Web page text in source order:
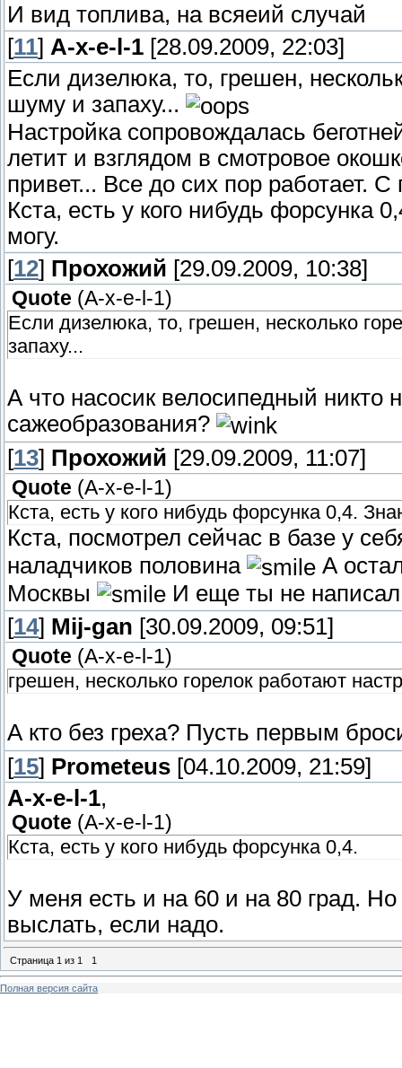
И вид топлива, на всяеий случай
[11] A-x-e-l-1 [28.09.2009, 22:03]
Если дизелюка, то, грешен,
шуму и запаху...
Настройка сопровождалась
летит и взглядом в смотровое
привет... Все до сих пор работает.
Кста, есть у кого нибудь форсунка
могу.
[12] Прохожий [29.09.2009, 10:38]
Quote (A-x-e-l-1)
Если дизелюка, то, грешен, несколько
запаху...
А что насосик велосипедный никто
сажеобразования?
[13] Прохожий [29.09.2009, 11:07]
Quote (A-x-e-l-1)
Кста, есть у кого нибудь форсунка 0,4.
Кста, посмотрел сейчас в базе у
наладчиков половина
А
Москвы
И еще ты не написал
[14] Mij-gan [30.09.2009, 09:51]
Quote (A-x-e-l-1)
грешен, несколько горелок работают
А кто без греха? Пусть первым
[15] Prometeus [04.10.2009, 21:59]
A-x-e-l-1,
Quote (A-x-e-l-1)
Кста, есть у кого нибудь форсунка 0,4.
У меня есть и на 60 и на 80 град.
выслать, если надо.
Страница 1 из 1 1
Полная версия сайта